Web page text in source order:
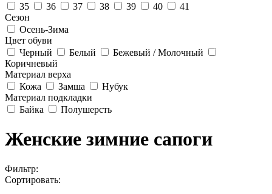
35
36 37 38 39 40
41
Сезон
Осень-Зима
Цвет обуви
Черный
Белый
Бежевый / Молочный
Коричневый
Материал верха
Кожа
Замша
Нубук
Материал подкладки
Байка
Полушерсть
Женские зимние сапоги
Фильтр:
Сортировать: